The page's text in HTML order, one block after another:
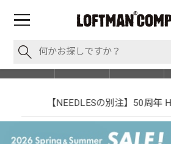
【NEEDLESの別注】50周年